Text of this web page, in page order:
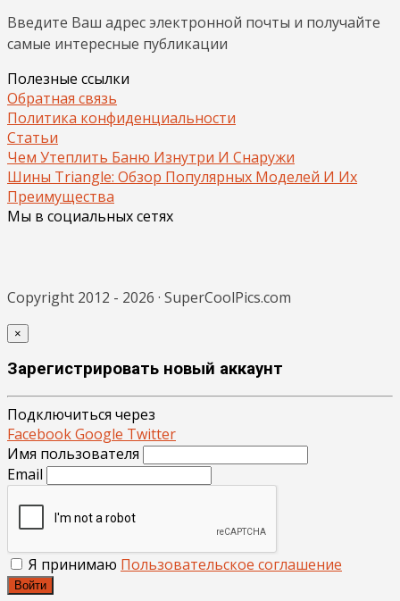
Введите Ваш адрес электронной почты и получайте
самые интересные публикации
Полезные ссылки
Обратная связь
Политика конфиденциальности
Статьи
Чем Утеплить Баню Изнутри И Снаружи
Шины Triangle: Обзор Популярных Моделей И Их
Преимущества
Мы в социальных сетях
Copyright 2012 - 2026 · SuperCoolPics.com
×
Зарегистрировать новый аккаунт
Подключиться через
FacebookGoogle Twitter
Имя пользователя
Email
Я принимаю Пользовательское соглашение
Войти